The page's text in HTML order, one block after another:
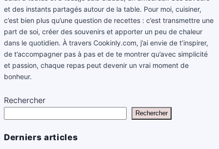
et des instants partagés autour de la table. Pour moi, cuisiner,
c’est bien plus qu’une question de recettes : c’est transmettre une
part de soi, créer des souvenirs et apporter un peu de chaleur
dans le quotidien. À travers Cookinly.com, j’ai envie de t’inspirer,
de t’accompagner pas à pas et de te montrer qu’avec simplicité
et passion, chaque repas peut devenir un vrai moment de
bonheur.
Rechercher
Rechercher
Derniers articles